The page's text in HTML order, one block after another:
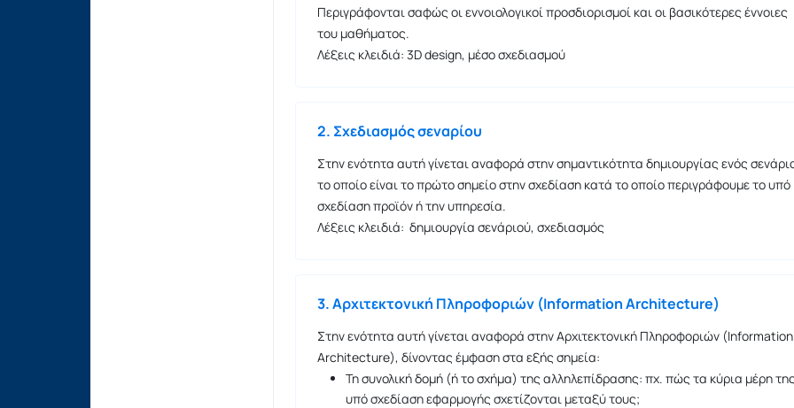
Περιγράφονται σαφώς οι εννοιολογικοί προσδιορισμοί και οι βασικότερες έννοιες
του μαθήματος.
Λέξεις κλειδιά: 3D design, μέσο σχεδιασμού
2. Σχεδιασμός σεναρίου
Στην ενότητα αυτή γίνεται αναφορά στην σημαντικότητα δημιουργίας ενός
το οποίο είναι το πρώτο σημείο στην σχεδίαση κατά το οποίο περιγράφουμε το υπό
σχεδίαση προϊόν ή την υπηρεσία.
Λέξεις κλειδιά: δημιουργία σενάριού, σχεδιασμός
3. Αρχιτεκτονική Πληροφοριών (Information Architecture)
Στην ενότητα αυτή γίνεται αναφορά στην Αρχιτεκτονική Πληροφοριών (Information
Architecture), δίνοντας έμφαση στα εξής σημεία:
Τη συνολική δομή (ή το σχήμα) της αλληλεπίδρασης: πχ. πώς τα κύρια μέρη
υπό σχεδίαση εφαρμογής σχετίζονται μεταξύ τους;